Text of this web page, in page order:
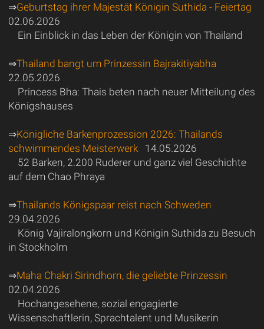
⇒Geburtstag ihrer Majestät Königin Suthida - Feiertag
02.06.2026
Ein Einblick in das Leben der Königin von Thailand
⇒Thailand bangt um Prinzessin Bajrakitiyabha
22.05.2026
Princess Bha: Thais beten nach neuer Mitteilung des
Königshauses
⇒Königliche Barkenprozession 2026: Thailands
schwimmendes Meisterwerk14.05.2026
52 Barken, 2.200 Ruderer und ganz viel Geschichte
auf dem Chao Phraya
⇒Thailands Königspaar reist nach Schweden
29.04.2026
König Vajiralongkorn und Königin Suthida zu Besuch
in Stockholm
⇒Maha Chakri Sirindhorn, die geliebte Prinzessin
02.04.2026
Hochangesehene, sozial engagierte
Wissenschaftlerin, Sprachtalent und Musikerin